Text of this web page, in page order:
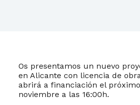
Os presentamos un nuevo
en Alicante con licencia de
abrirá a financiación el
noviembre a las 16:00h.